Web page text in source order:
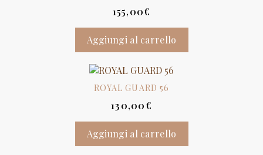
155,00€
Aggiungi al carrello
ROYAL GUARD 56
130,00€
Aggiungi al carrello